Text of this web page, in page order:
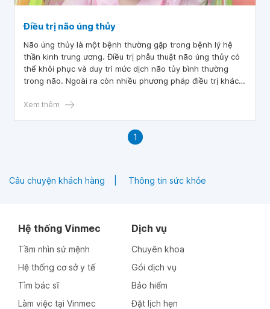
Điều trị não úng thủy
Não úng thủy là một bệnh thường gặp trong bệnh lý hệ
thần kinh trung ương. Điều trị phẫu thuật não úng thủy có
thể khôi phục và duy trì mức dịch não tủy bình thường
trong não. Ngoài ra còn nhiều phương pháp điều trị khác
hoặc suy giảm chức năng do tràn dịch não.
Xem thêm
1
Câu chuyện khách hàng Thông tin sức khỏe
Hệ thống Vinmec
Tầm nhìn sứ mệnh
Hệ thống cơ sở y tế
Tìm bác sĩ
Làm việc tại Vinmec
Dịch vụ
Chuyên khoa
Gói dịch vụ
Bảo hiểm
Đặt lịch hẹn